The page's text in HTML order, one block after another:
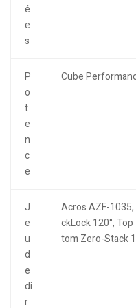
é
e
s
P
o
t
e
n
c
e
Cube
J
e
u
d
e
di
r
Acros AZF-1035,
ckLock 120°,
tom Zero-Stack